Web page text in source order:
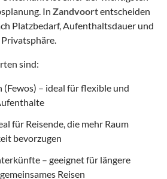
In Zandvoortentscheiden
Platzbedarf, Aufenthaltsdauer und
sind:
(Fewos) – ideal für flexible und
für Reisende, die mehr Raum
bevorzugen
– geeignet für längere
Reisen